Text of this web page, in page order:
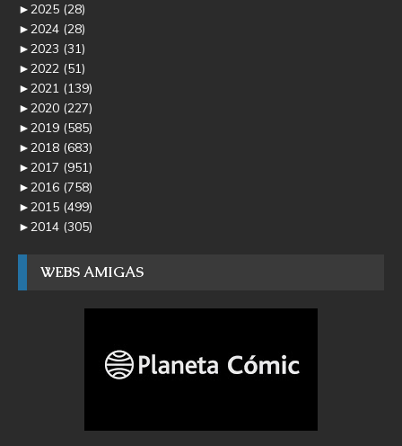
►2025 (28)
►2024 (28)
►2023 (31)
►2022 (51)
►2021 (139)
►2020 (227)
►2019 (585)
►2018 (683)
►2017 (951)
►2016 (758)
►2015 (499)
►2014 (305)
WEBS AMIGAS